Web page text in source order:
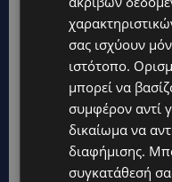
UPDATES
ΚΙΤΡΙΝΗ
Στους 40°C και
UPDATES
ΦΕΙΔΙΑΣ
για Ισαάκ και
«Ασέβεια προς
σας ισχύουν
ιστότοπο.
μπορεί να
συμφέρον αντί
δικαίωμα να
διαφήμισης.
συγκατάθεσή